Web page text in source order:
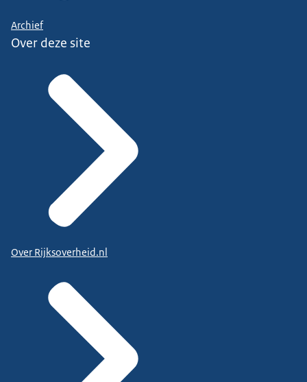
Archief
Over deze site
Over Rijksoverheid.nl